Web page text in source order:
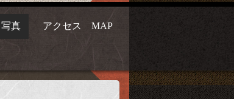
写真 アクセス MAP